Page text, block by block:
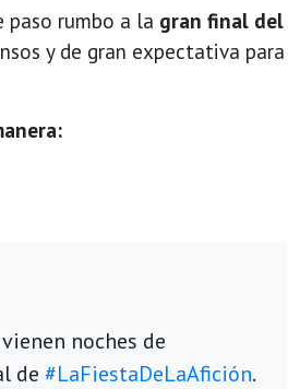
rumbo a la gran final del
y de gran expectativa para
noches de
de #LaFiestaDeLaAfición.